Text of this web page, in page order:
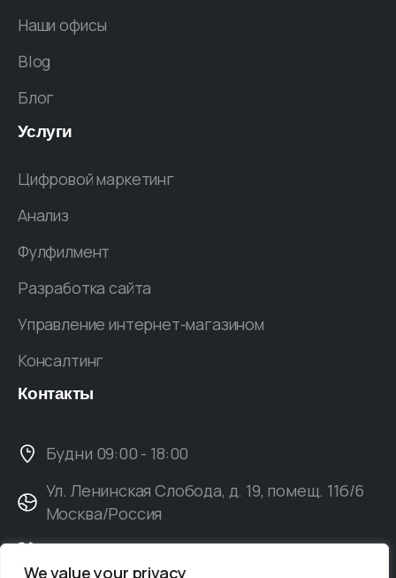
We value your privacy
Наши офисы
Blog
Блог
Услуги
Цифровой маркетинг
Анализ
Фулфилмент
Разработка сайта
Управление интернет-магазином
Консалтинг
Контакты
Будни 09:00 - 18:00
Ул. Ленинская Слобода, д. 19, помещ. 11б/6
Москва/Россия
+7(929)577-42-38